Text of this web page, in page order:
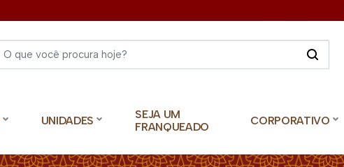
UNIDADES
SEJA UM
FRANQUEADO
CORPORATIVO